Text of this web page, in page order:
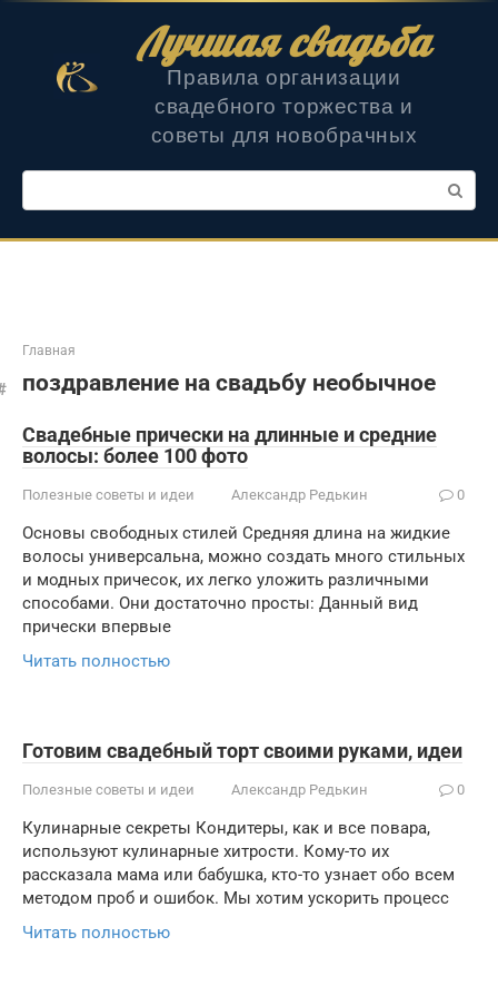
Лучшая свадьба
Правила организации
свадебного торжества и
советы для новобрачных
Поиск:
Главная
поздравление на свадьбу необычное
Свадебные прически на длинные и средние
волосы: более 100 фото
Полезные советы и идеи Александр Редькин 0
Основы свободных стилей Средняя длина на жидкие
волосы универсальна, можно создать много стильных
и модных причесок, их легко уложить различными
способами. Они достаточно просты: Данный вид
прически впервые
Читать полностью
Готовим свадебный торт своими руками, идеи
Полезные советы и идеи Александр Редькин 0
Кулинарные секреты Кондитеры, как и все повара,
используют кулинарные хитрости. Кому-то их
рассказала мама или бабушка, кто-то узнает обо всем
методом проб и ошибок. Мы хотим ускорить процесс
Читать полностью